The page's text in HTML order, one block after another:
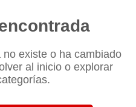
existe o ha cambiado
al inicio o explorar